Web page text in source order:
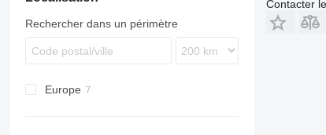
Rechercher dans un périmètre
Europe
Contacter